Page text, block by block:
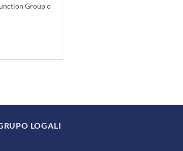
Group o
LOGALI